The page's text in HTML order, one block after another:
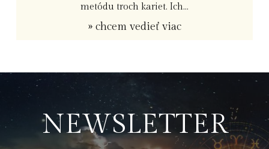
metódu troch kariet. Ich...
» chcem vedieť viac
NEWSLETTER